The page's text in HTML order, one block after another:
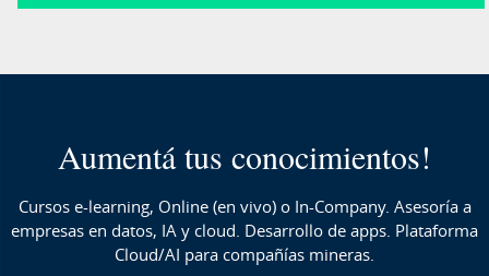
Aumentá tus conocimientos!
Cursos e-learning, Online (en vivo) o In-Company. Asesoría a
empresas en datos, IA y cloud. Desarrollo de apps. Plataforma
Cloud/AI para compañías mineras.